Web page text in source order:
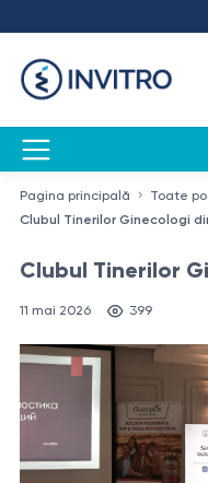
Pagina principală Toate
Clubul Tinerilor Ginecologi
Clubul Tinerilor
11 mai 2026 399